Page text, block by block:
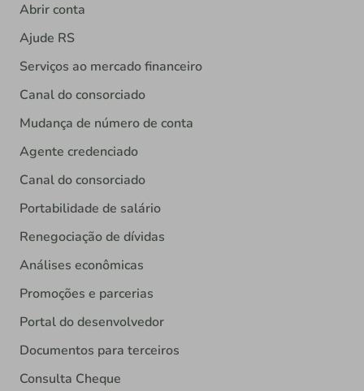
Abrir conta
Ajude RS
Serviços ao mercado financeiro
Canal do consorciado
Mudança de número de conta
Agente credenciado
Canal do consorciado
Portabilidade de salário
Renegociação de dívidas
Análises econômicas
Promoções e parcerias
Portal do desenvolvedor
Documentos para terceiros
Consulta Cheque